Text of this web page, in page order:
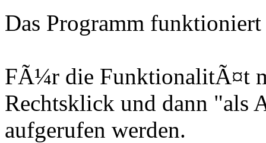
Das Programm
FÃ¼r die FunktionalitÃ¤t
Rechtsklick und dann "als
aufgerufen werden.